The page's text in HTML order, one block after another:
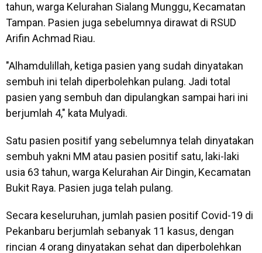
tahun, warga Kelurahan Sialang Munggu, Kecamatan
Tampan. Pasien juga sebelumnya dirawat di RSUD
Arifin Achmad Riau.
"Alhamdulillah, ketiga pasien yang sudah dinyatakan
sembuh ini telah diperbolehkan pulang. Jadi total
pasien yang sembuh dan dipulangkan sampai hari ini
berjumlah 4," kata Mulyadi.
Satu pasien positif yang sebelumnya telah dinyatakan
sembuh yakni MM atau pasien positif satu, laki-laki
usia 63 tahun, warga Kelurahan Air Dingin, Kecamatan
Bukit Raya. Pasien juga telah pulang.
Secara keseluruhan, jumlah pasien positif Covid-19 di
Pekanbaru berjumlah sebanyak 11 kasus, dengan
rincian 4 orang dinyatakan sehat dan diperbolehkan